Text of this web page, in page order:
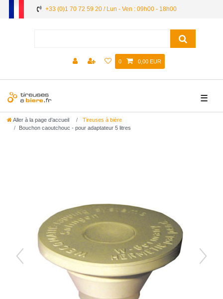
+33 (0)1 70 72 59 20 / Lun - Ven : 09h00 - 18h00
0 0,00 EUR
☰
Aller à la page d’accueil
Tireuses à bière
Bouchon caoutchouc - pour adaptateur 5 litres